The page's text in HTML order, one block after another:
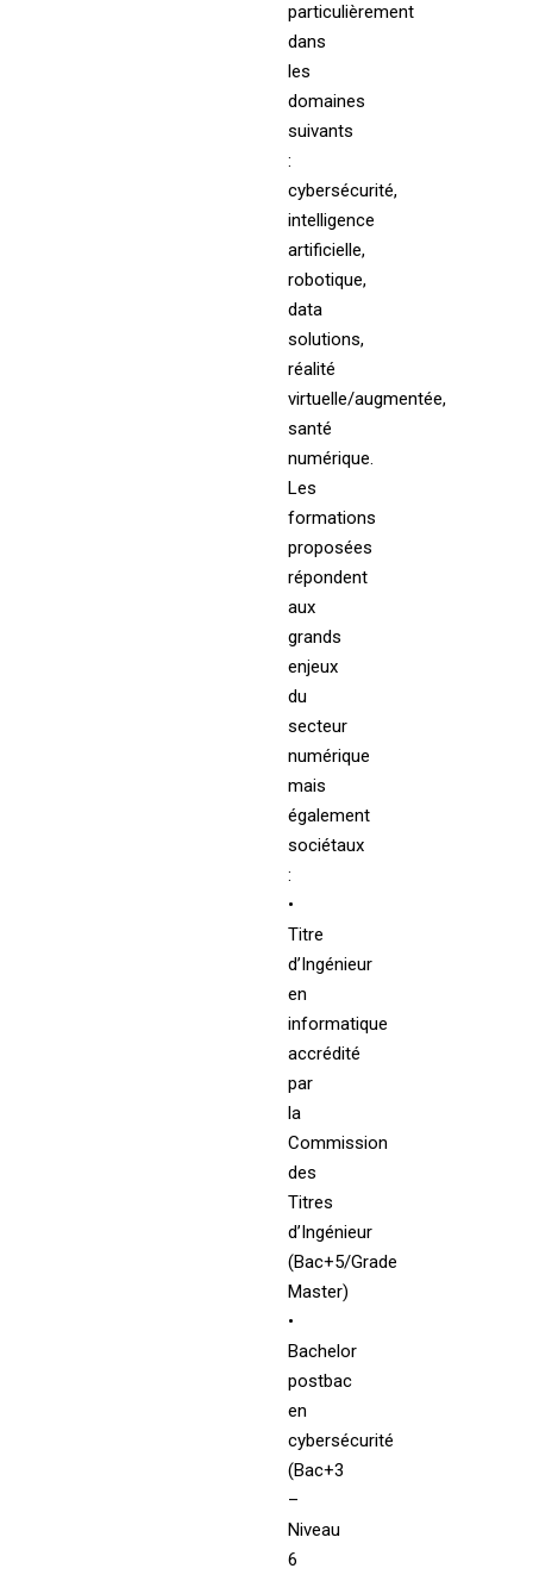
particulièrement
dans
les
domaines
suivants
:
cybersécurité,
intelligence
artificielle,
robotique,
data
solutions,
réalité
virtuelle/augmentée,
santé
numérique.
Les
formations
proposées
répondent
aux
grands
enjeux
du
secteur
numérique
mais
également
sociétaux
:
•
Titre
d’Ingénieur
en
informatique
accrédité
par
la
Commission
des
Titres
d’Ingénieur
(Bac+5/Grade
Master)
•
Bachelor
postbac
en
cybersécurité
(Bac+3
–
Niveau
6